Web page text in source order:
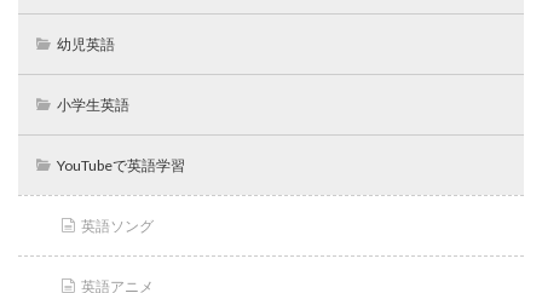
幼児英語
小学生英語
YouTubeで英語学習
英語ソング
英語アニメ